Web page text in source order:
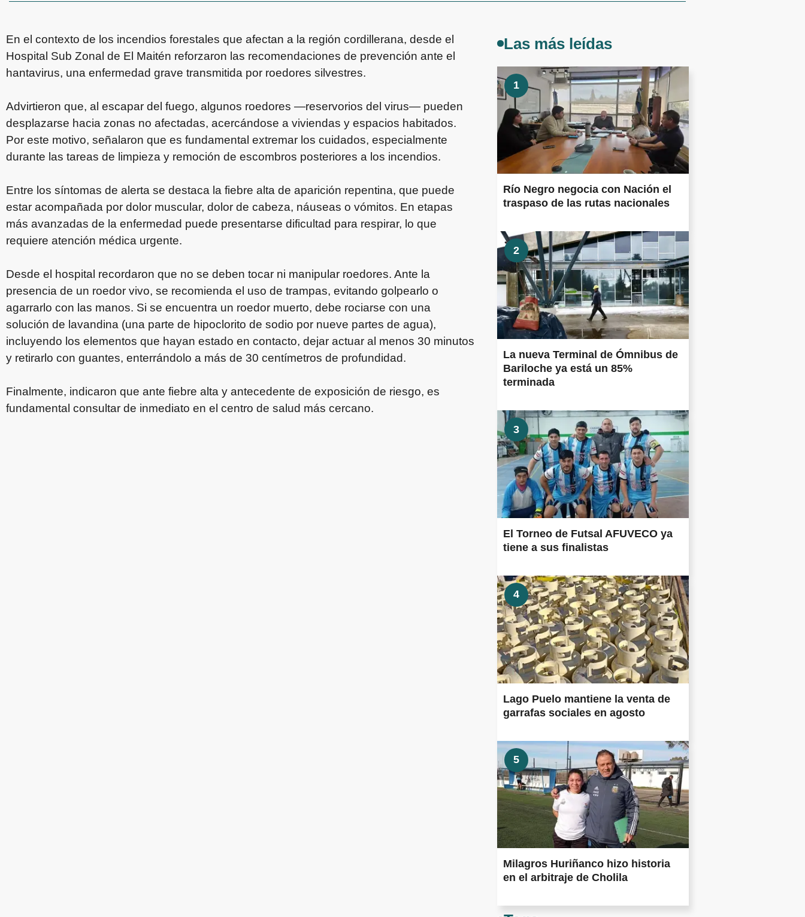
En el contexto de los incendios forestales que afectan a la región cordillerana, desde el
Hospital Sub Zonal de El Maitén reforzaron las recomendaciones de prevención ante el
hantavirus, una enfermedad grave transmitida por roedores silvestres.
Advirtieron que, al escapar del fuego, algunos roedores —reservorios del virus— pueden
desplazarse hacia zonas no afectadas, acercándose a viviendas y espacios habitados.
Por este motivo, señalaron que es fundamental extremar los cuidados, especialmente
durante las tareas de limpieza y remoción de escombros posteriores a los incendios.
Entre los síntomas de alerta se destaca la fiebre alta de aparición repentina, que puede
estar acompañada por dolor muscular, dolor de cabeza, náuseas o vómitos. En etapas
más avanzadas de la enfermedad puede presentarse dificultad para respirar, lo que
requiere atención médica urgente.
Desde el hospital recordaron que no se deben tocar ni manipular roedores. Ante la
presencia de un roedor vivo, se recomienda el uso de trampas, evitando golpearlo o
agarrarlo con las manos. Si se encuentra un roedor muerto, debe rociarse con una
solución de lavandina (una parte de hipoclorito de sodio por nueve partes de agua),
incluyendo los elementos que hayan estado en contacto, dejar actuar al menos 30 minutos
y retirarlo con guantes, enterrándolo a más de 30 centímetros de profundidad.
Finalmente, indicaron que ante fiebre alta y antecedente de exposición de riesgo, es
fundamental consultar de inmediato en el centro de salud más cercano.
Las más leídas
1
Río Negro negocia con Nación el
traspaso de las rutas nacionales
2
La nueva Terminal de Ómnibus de
Bariloche ya está un 85%
terminada
3
El Torneo de Futsal AFUVECO ya
tiene a sus finalistas
4
Lago Puelo mantiene la venta de
garrafas sociales en agosto
5
Milagros Huriñanco hizo historia
en el arbitraje de Cholila